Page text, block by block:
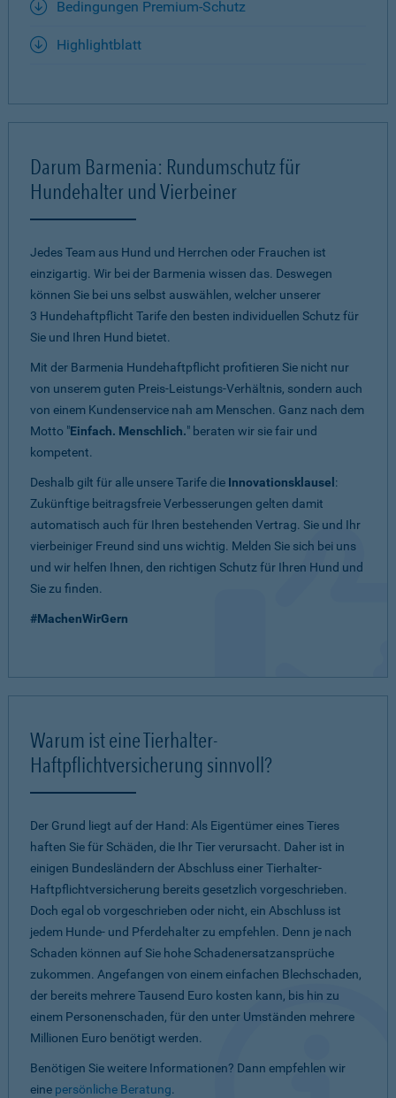
Bedingungen Premium-Schutz
Highlightblatt
Darum Barmenia: Rundumschutz für
Hundehalter und Vierbeiner
Jedes Team aus Hund und Herrchen oder Frauchen ist
einzigartig. Wir bei der Barmenia wissen das. Deswegen
können Sie bei uns selbst auswählen, welcher unserer
3 Hundehaftpflicht Tarife den besten individuellen Schutz für
Sie und Ihren Hund bietet.
Mit der Barmenia Hundehaftpflicht profitieren Sie nicht nur
von unserem guten Preis-Leistungs-Verhältnis, sondern auch
von einem Kundenservice nah am Menschen. Ganz nach dem
Motto "Einfach. Menschlich." beraten wir sie fair und
kompetent.
Deshalb gilt für alle unsere Tarife die Innovationsklausel :
Zukünftige beitragsfreie Verbesserungen gelten damit
automatisch auch für Ihren bestehenden Vertrag. Sie und Ihr
vierbeiniger Freund sind uns wichtig. Melden Sie sich bei uns
und wir helfen Ihnen, den richtigen Schutz für Ihren Hund und
Sie zu finden.
#MachenWirGern
Warum ist eine Tierhalter-
Haftpflichtversicherung sinnvoll?
Der Grund liegt auf der Hand: Als Eigentümer eines Tieres
haften Sie für Schäden, die Ihr Tier verursacht. Daher ist in
einigen Bundesländern der Abschluss einer Tierhalter-
Haftpflichtversicherung bereits gesetzlich vorgeschrieben.
Doch egal ob vorgeschrieben oder nicht, ein Abschluss ist
jedem Hunde- und Pferdehalter zu empfehlen. Denn je nach
Schaden können auf Sie hohe Schadenersatzansprüche
zukommen. Angefangen von einem einfachen Blechschaden,
der bereits mehrere Tausend Euro kosten kann, bis hin zu
einem Personenschaden, für den unter Umständen mehrere
Millionen Euro benötigt werden.
Benötigen Sie weitere Informationen? Dann empfehlen wir
eine persönliche Beratung.